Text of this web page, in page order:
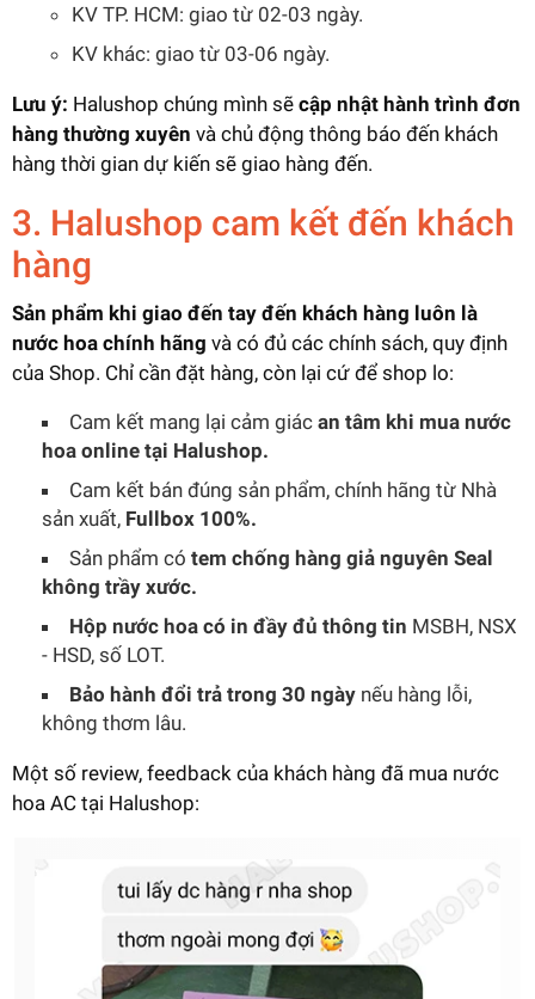
KV TP. HCM: giao từ 02-03 ngày.
KV khác: giao từ 03-06 ngày.
Lưu ý: Halushop chúng mình sẽ cập nhật hành trình đơn
hàng thường xuyên và chủ động thông báo đến khách
hàng thời gian dự kiến sẽ giao hàng đến.
3. Halushop cam kết đến khách
hàng
Sản phẩm khi giao đến tay đến khách hàng luôn là
nước hoa chính hãng và có đủ các chính sách, quy định
của Shop. Chỉ cần đặt hàng, còn lại cứ để shop lo:
Cam kết mang lại cảm giác an tâm khi mua nước
hoa online tại Halushop.
Cam kết bán đúng sản phẩm, chính hãng từ Nhà
sản xuất, Fullbox 100%.
Sản phẩm có tem chống hàng giả nguyên Seal
không trầy xước.
Hộp nước hoa có in đầy đủ thông tin MSBH, NSX
- HSD, số LOT.
Bảo hành đổi trả trong 30 ngày nếu hàng lỗi,
không thơm lâu.
Một số review, feedback của khách hàng đã mua nước
hoa AC tại Halushop: